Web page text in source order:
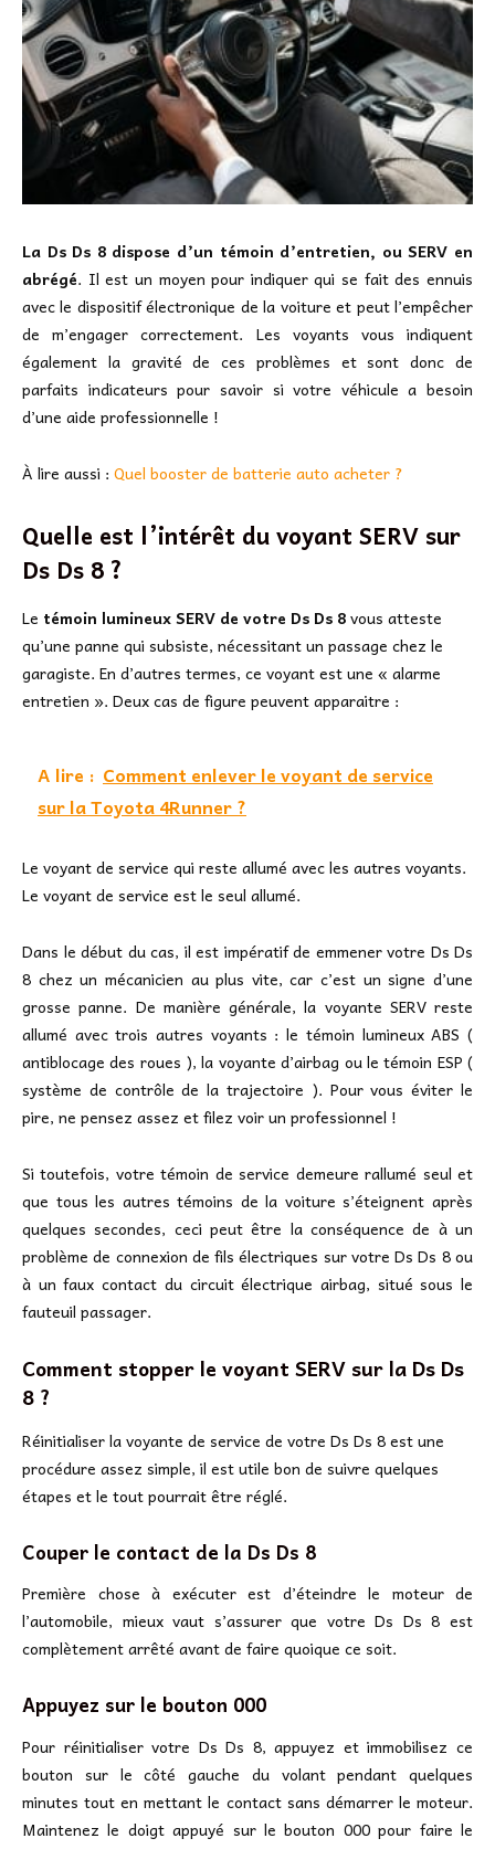
La Ds Ds 8 dispose d’un témoin d’entretien, ou SERV en
abrégé. Il est un moyen pour indiquer qui se fait des ennuis
avec le dispositif électronique de la voiture et peut l’empêcher
de m’engager correctement. Les voyants vous indiquent
également la gravité de ces problèmes et sont donc de
parfaits indicateurs pour savoir si votre véhicule a besoin
d’une aide professionnelle !
À lire aussi : Quel booster de batterie auto acheter ?
Quelle est l’intérêt du voyant SERV sur
Ds Ds 8 ?
Le témoin lumineux SERV de votre Ds Ds 8vous atteste
qu’une panne qui subsiste, nécessitant un passage chez le
garagiste. En d’autres termes, ce voyant est une « alarme
entretien ». Deux cas de figure peuvent apparaitre :
A lire : Comment enlever le voyant de service
sur la Toyota 4Runner ?
Le voyant de service qui reste allumé avec les autres voyants.
Le voyant de service est le seul allumé.
Dans le début du cas, il est impératif de emmener votre Ds Ds
8 chez un mécanicien au plus vite, car c’est un signe d’une
grosse panne. De manière générale, la voyante SERV reste
allumé avec trois autres voyants : le témoin lumineux ABS (
antiblocage des roues ), la voyante d’airbag ou le témoin ESP (
système de contrôle de la trajectoire ). Pour vous éviter le
pire, ne pensez assez et filez voir un professionnel !
Si toutefois, votre témoin de service demeure rallumé seul et
que tous les autres témoins de la voiture s’éteignent après
quelques secondes, ceci peut être la conséquence de à un
problème de connexion de fils électriques sur votre Ds Ds 8 ou
à un faux contact du circuit électrique airbag, situé sous le
fauteuil passager.
Comment stopper le voyant SERV sur la Ds Ds
8 ?
Réinitialiser la voyante de service de votre Ds Ds 8 est une
procédure assez simple, il est utile bon de suivre quelques
étapes et le tout pourrait être réglé.
Couper le contact de la Ds Ds 8
Première chose à exécuter est d’éteindre le moteur de
l’automobile, mieux vaut s’assurer que votre Ds Ds 8 est
complètement arrêté avant de faire quoique ce soit.
Appuyez sur le bouton 000
Pour réinitialiser votre Ds Ds 8, appuyez et immobilisez ce
bouton sur le côté gauche du volant pendant quelques
minutes tout en mettant le contact sans démarrer le moteur.
Maintenez le doigt appuyé sur le bouton 000 pour faire le